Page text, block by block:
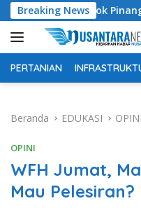
Langsung
ke
konten
Breaking News
Pinang Jaksel, DPR:
PERTANIAN
Beranda EDUKASI OPINI
OPINI
WFH Jumat,
Mau Pelesiran?